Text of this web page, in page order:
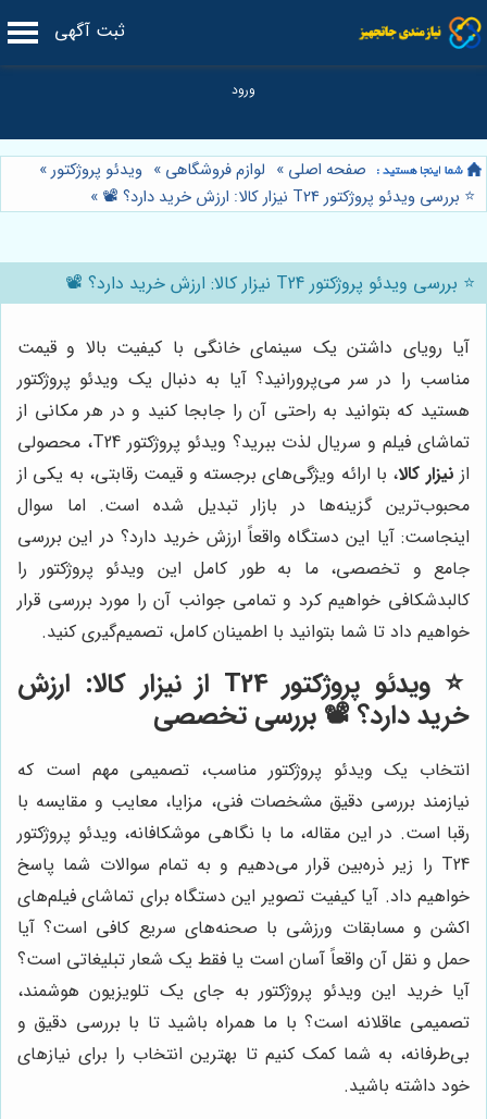
ثبت آگهی
صفحه اصلی » لوازم فروشگاهی » ویدئو پروژکتور»
⭐️ بررسی ویدئو پروژکتور T24 نیزار کالا: ارزش خرید دارد؟ 📽️
»
⭐️ بررسی ویدئو پروژکتور T24 نیزار کالا: ارزش خرید دارد؟ 📽️
آیا رویای داشتن یک سینمای خانگی با کیفیت بالا و قیمت
مناسب را در سر می‌پرورانید؟ آیا به دنبال یک ویدئو پروژکتور
هستید که بتوانید به راحتی آن را جابجا کنید و در هر مکانی از
تماشای فیلم و سریال لذت ببرید؟ ویدئو پروژکتور T24، محصولی
از نیزار کالا، با ارائه ویژگی‌های برجسته و قیمت رقابتی، به یکی از
محبوب‌ترین گزینه‌ها در بازار تبدیل شده است. اما سوال
اینجاست: آیا این دستگاه واقعاً ارزش خرید دارد؟ در این بررسی
جامع و تخصصی، ما به طور کامل این ویدئو پروژکتور را
کالبدشکافی خواهیم کرد و تمامی جوانب آن را مورد بررسی قرار
خواهیم داد تا شما بتوانید با اطمینان کامل، تصمیم‌گیری کنید.
⭐️ ویدئو پروژکتور T24 از نیزار کالا: ارزش
خرید دارد؟ 📽️ بررسی تخصصی
انتخاب یک ویدئو پروژکتور مناسب، تصمیمی مهم است که
نیازمند بررسی دقیق مشخصات فنی، مزایا، معایب و مقایسه با
رقبا است. در این مقاله، ما با نگاهی موشکافانه، ویدئو پروژکتور
T24 را زیر ذره‌بین قرار می‌دهیم و به تمام سوالات شما پاسخ
خواهیم داد. آیا کیفیت تصویر این دستگاه برای تماشای فیلم‌های
اکشن و مسابقات ورزشی با صحنه‌های سریع کافی است؟ آیا
حمل و نقل آن واقعاً آسان است یا فقط یک شعار تبلیغاتی است؟
آیا خرید این ویدئو پروژکتور به جای یک تلویزیون هوشمند،
تصمیمی عاقلانه است؟ با ما همراه باشید تا با بررسی دقیق و
بی‌طرفانه، به شما کمک کنیم تا بهترین انتخاب را برای نیازهای
خود داشته باشید.